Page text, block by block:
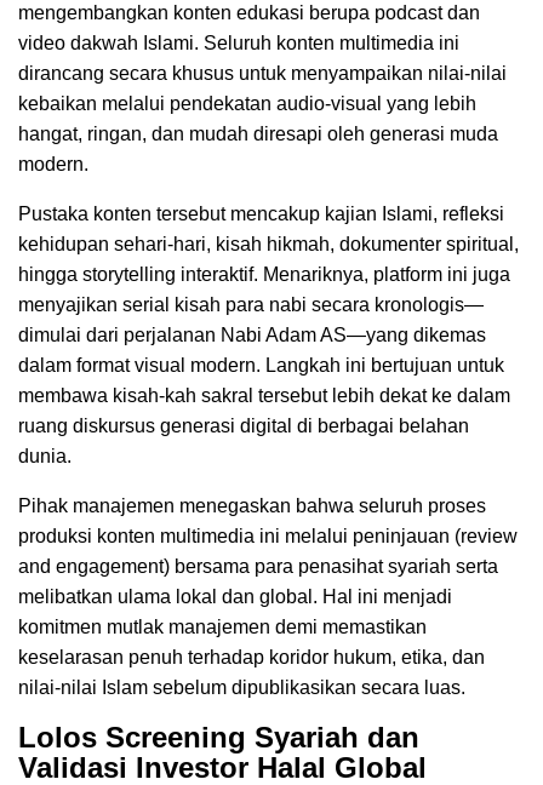
mengembangkan konten edukasi berupa podcast dan
video dakwah Islami. Seluruh konten multimedia ini
dirancang secara khusus untuk menyampaikan nilai-nilai
kebaikan melalui pendekatan audio-visual yang lebih
hangat, ringan, dan mudah diresapi oleh generasi muda
modern.
Pustaka konten tersebut mencakup kajian Islami, refleksi
kehidupan sehari-hari, kisah hikmah, dokumenter spiritual,
hingga storytelling interaktif. Menariknya, platform ini juga
menyajikan serial kisah para nabi secara kronologis—
dimulai dari perjalanan Nabi Adam AS—yang dikemas
dalam format visual modern. Langkah ini bertujuan untuk
membawa kisah-kah sakral tersebut lebih dekat ke dalam
ruang diskursus generasi digital di berbagai belahan
dunia.
Pihak manajemen menegaskan bahwa seluruh proses
produksi konten multimedia ini melalui peninjauan (review
and engagement) bersama para penasihat syariah serta
melibatkan ulama lokal dan global. Hal ini menjadi
komitmen mutlak manajemen demi memastikan
keselarasan penuh terhadap koridor hukum, etika, dan
nilai-nilai Islam sebelum dipublikasikan secara luas.
Lolos Screening Syariah dan
Validasi Investor Halal Global